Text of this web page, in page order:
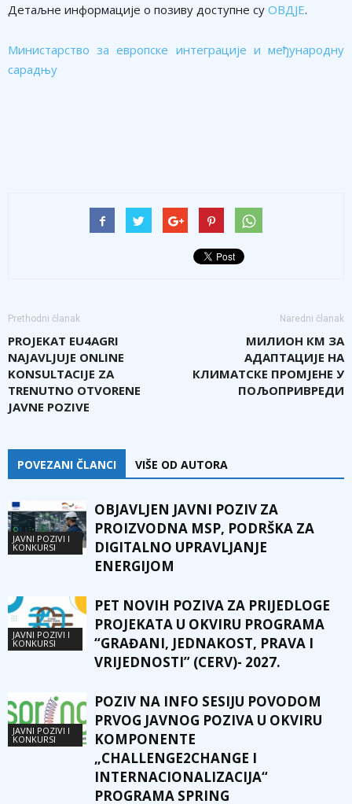
Детаљне информације о позиву доступне су ОВДЈЕ.
Министарство за европске интеграције и међународну
сарадњу
Prethodni članak
PROJEKAT EU4AGRI
NAJAVLJUJE ONLINE
KONSULTACIJE ZA
TRENUTNO OTVORENE
JAVNE POZIVE
Naredni članak
МИЛИОН КМ ЗА
АДАПТАЦИЈЕ НА
КЛИМАТСКЕ ПРОМЈЕНЕ У
ПОЉОПРИВРЕДИ
POVEZANI ČLANCI VIŠE OD AUTORA
JAVNI POZIVI I
KONKURSI
OBJAVLJEN JAVNI POZIV ZA
PROIZVODNA MSP, PODRŠKA ZA
DIGITALNO UPRAVLJANJE
ENERGIJOM
JAVNI POZIVI I
KONKURSI
PET NOVIH POZIVA ZA PRIJEDLOGE
PROJEKATA U OKVIRU PROGRAMA
“GRAĐANI, JEDNAKOST, PRAVA I
VRIJEDNOSTI” (CERV)- 2027.
JAVNI POZIVI I
KONKURSI
POZIV NA INFO SESIJU POVODOM
PRVOG JAVNOG POZIVA U OKVIRU
KOMPONENTE
„CHALLENGE2CHANGE I
INTERNACIONALIZACIJA“
PROGRAMA SPRING